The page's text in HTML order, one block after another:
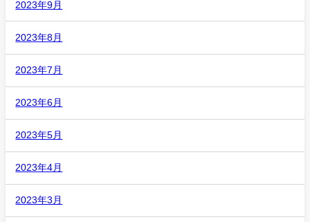
2023年9月
2023年8月
2023年7月
2023年6月
2023年5月
2023年4月
2023年3月